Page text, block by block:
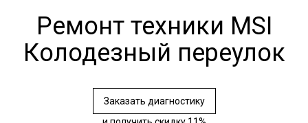
Ремонт техники MSI
Колодезный переулок
Заказать диагностику